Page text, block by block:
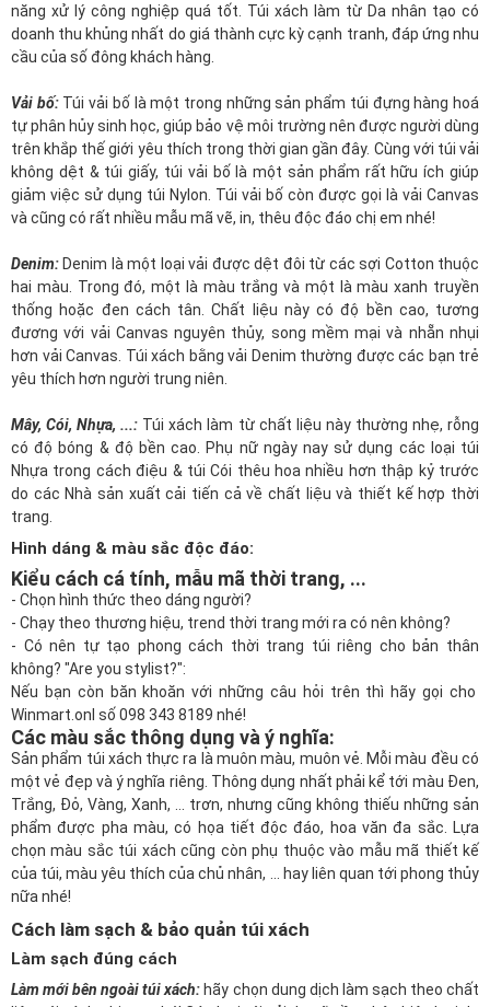
năng xử lý công nghiệp quá tốt. Túi xách làm từ Da nhân tạo có
doanh thu khủng nhất do giá thành cực kỳ cạnh tranh, đáp ứng nhu
cầu của số đông khách hàng.
Vải bố:Túi vải bố là một trong những sản phẩm túi đựng hàng hoá
tự phân hủy sinh học, giúp bảo vệ môi trường nên được người dùng
trên khắp thế giới yêu thích trong thời gian gần đây. Cùng với túi vải
không dệt & túi giấy, túi vải bố là một sản phẩm rất hữu ích giúp
giảm việc sử dụng túi Nylon. Túi vải bố còn được gọi là vải Canvas
và cũng có rất nhiều mẫu mã vẽ, in, thêu độc đáo chị em nhé!
Denim: Denim là một loại vải được dệt đôi từ các sợi Cotton thuộc
hai màu. Trong đó, một là màu trắng và một là màu xanh truyền
thống hoặc đen cách tân. Chất liệu này có độ bền cao, tương
đương với vải Canvas nguyên thủy, song mềm mại và nhẵn nhụi
hơn vải Canvas. Túi xách bằng vải Denim thường được các bạn trẻ
yêu thích hơn người trung niên.
Mây, Cói, Nhựa, ...: Túi xách làm từ chất liệu này thường nhẹ, rỗng
có độ bóng & độ bền cao. Phụ nữ ngày nay sử dụng các loại túi
Nhựa trong cách điệu & túi Cói thêu hoa nhiều hơn thập kỷ trước
do các Nhà sản xuất cải tiến cả về chất liệu và thiết kế hợp thời
trang.
Hình dáng & màu sắc độc đáo:
Kiểu cách cá tính, mẫu mã thời trang, ...
- Chọn hình thức theo dáng người?
- Chạy theo thương hiệu, trend thời trang mới ra có nên không?
- Có nên tự tạo phong cách thời trang túi riêng cho bản thân
không? "Are you stylist?":
Nếu bạn còn băn khoăn với những câu hỏi trên thì hãy gọi cho
Winmart.onl số 098 343 8189 nhé!
Các màu sắc thông dụng và ý nghĩa:
Sản phẩm túi xách thực ra là muôn màu, muôn vẻ. Mỗi màu đều có
một vẻ đẹp và ý nghĩa riêng. Thông dụng nhất phải kể tới màu Đen,
Trắng, Đỏ, Vàng, Xanh, ... trơn, nhưng cũng không thiếu những sản
phẩm được pha màu, có họa tiết độc đáo, hoa văn đa sắc. Lựa
chọn màu sắc túi xách cũng còn phụ thuộc vào mẫu mã thiết kế
của túi, màu yêu thích của chủ nhân, ... hay liên quan tới phong thủy
nữa nhé!
Cách làm sạch & bảo quản túi xách
Làm sạch đúng cách
Làm mới bên ngoài túi xách: hãy chọn dung dịch làm sạch theo chất